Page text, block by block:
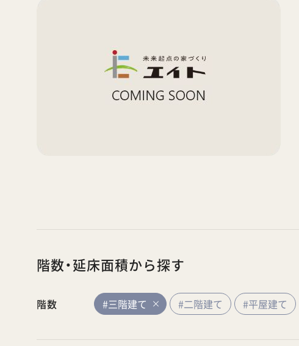
階数・延床面積から探す
階数 #三階建て #二階建て #平屋建て